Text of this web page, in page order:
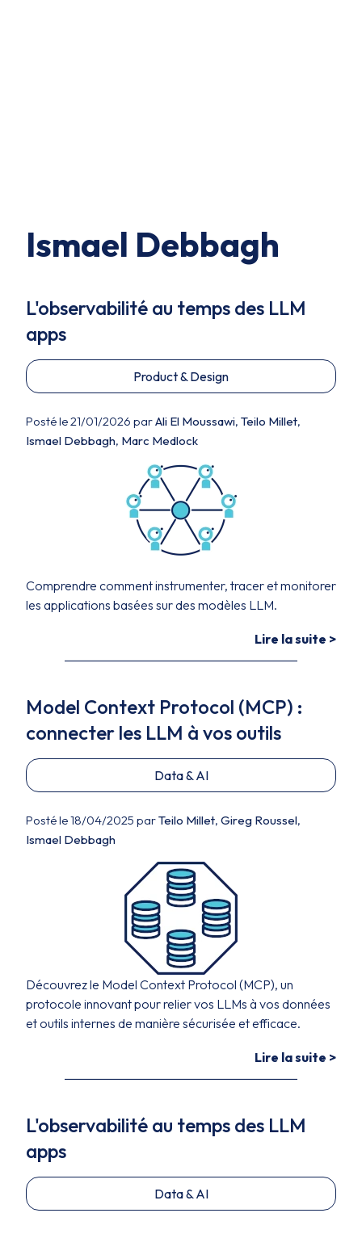
Ismael Debbagh
L'observabilité au temps des LLM
apps
Product & Design
Posté le 21/01/2026 parAli El Moussawi, Teilo Millet,
Ismael Debbagh, Marc Medlock
Comprendre comment instrumenter, tracer et monitorer
les applications basées sur des modèles LLM.
Lire la suite >
Model Context Protocol (MCP) :
connecter les LLM à vos outils
Data & AI
Posté le 18/04/2025 parTeilo Millet, Gireg Roussel,
Ismael Debbagh
Découvrez le Model Context Protocol (MCP), un
protocole innovant pour relier vos LLMs à vos données
et outils internes de manière sécurisée et efficace.
Lire la suite >
L'observabilité au temps des LLM
apps
Data & AI